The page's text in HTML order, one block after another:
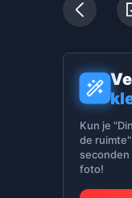
Kun je
de
seconden
foto!